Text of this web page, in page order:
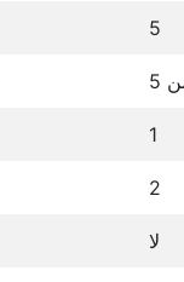
5
5
1
2
لا